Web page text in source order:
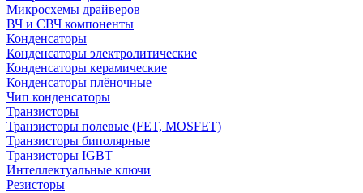
Микросхемы драйверов
ВЧ и СВЧ компоненты
Конденсаторы
Конденсаторы электролитические
Конденсаторы керамические
Конденсаторы плёночные
Чип конденсаторы
Транзисторы
Транзисторы полевые (FET, MOSFET)
Транзисторы биполярные
Транзисторы IGBT
Интеллектуальные ключи
Резисторы